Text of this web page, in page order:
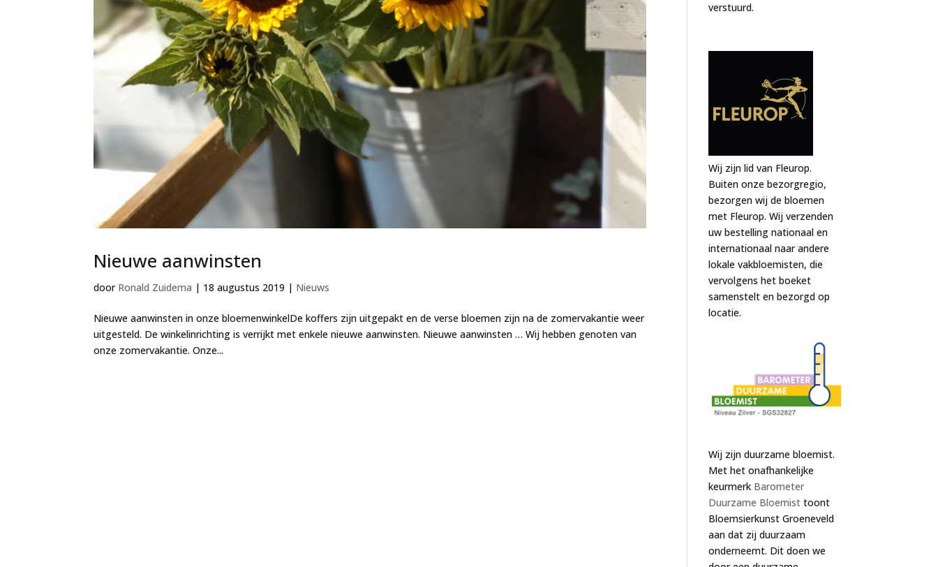
Nieuwe aanwinsten
door Ronald Zuidema | 18 augustus 2019 | Nieuws
Nieuwe aanwinsten in onze bloemenwinkelDe koffers zijn uitgepakt en de verse bloemen zijn na de zomervakantie weer
uitgesteld. De winkelinrichting is verrijkt met enkele nieuwe aanwinsten. Nieuwe aanwinsten … Wij hebben genoten van
onze zomervakantie. Onze...
verstuurd.
Wij zijn lid van Fleurop.
Buiten onze bezorgregio,
bezorgen wij de bloemen
met Fleurop. Wij verzenden
uw bestelling nationaal en
internationaal naar andere
lokale vakbloemisten, die
vervolgens het boeket
samenstelt en bezorgd op
locatie.
Wij zijn duurzame bloemist.
Met het onafhankelijke
keurmerk Barometer
Duurzame Bloemist toont
Bloemsierkunst Groeneveld
aan dat zij duurzaam
onderneemt. Dit doen we